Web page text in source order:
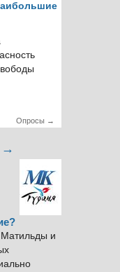
Опросы →
→
Матильды и